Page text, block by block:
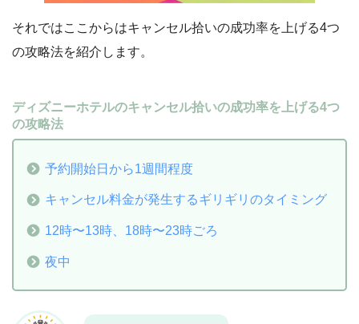
それではここからはキャンセル拾いの成功率を上げる4つ
の攻略法を紹介します。
ディズニーホテルのキャンセル拾いの成功率を上げる4つ
の攻略法
予約開始日から1週間程度
キャンセル料金が発生するギリギリのタイミング
12時〜13時、18時〜23時ごろ
夜中